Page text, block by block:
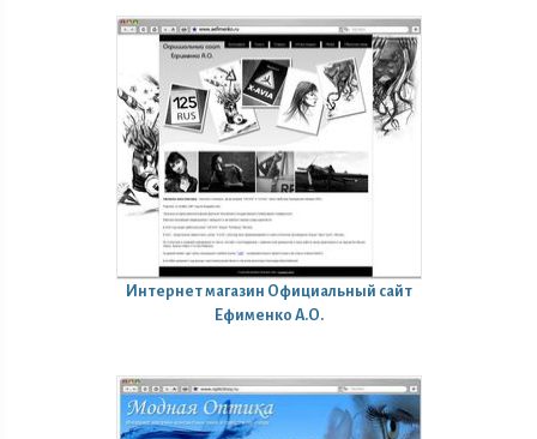
Интернет магазин Официальный сайт
Ефименко А.О.